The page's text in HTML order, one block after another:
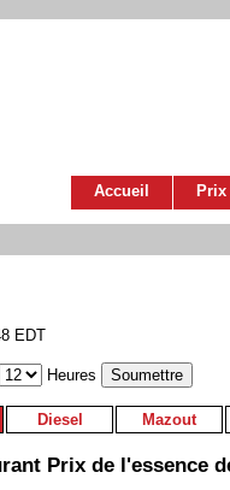
Accueil Prix
EDT
Heures
Diesel Mazout
Prix de l'essence